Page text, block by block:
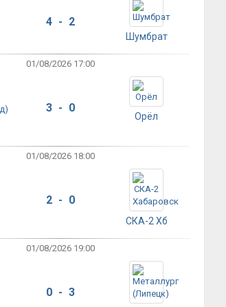
4 - 2
Шумбрат
01/08/2026 17:00
3 - 0
Орёл
01/08/2026 18:00
2 - 0
СКА-2 Хб
01/08/2026 19:00
0 - 3